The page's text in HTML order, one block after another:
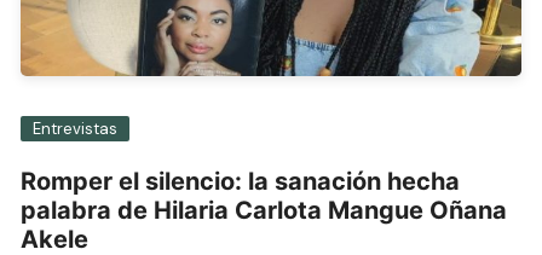
Entrevistas
Romper el silencio: la sanación hecha
palabra de Hilaria Carlota Mangue Oñana
Akele